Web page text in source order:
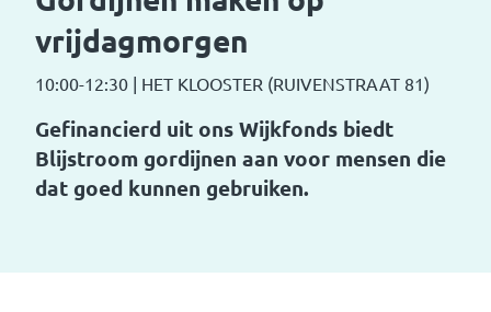
vrijdagmorgen
10:00-12:30 | HET KLOOSTER (RUIVENSTRAAT 81)
Gefinancierd uit ons Wijkfonds biedt
Blijstroom gordijnen aan voor mensen die
dat goed kunnen gebruiken.